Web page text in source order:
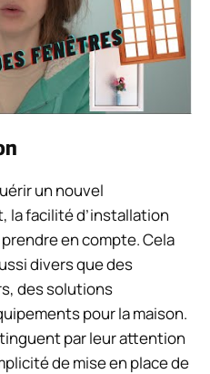
un nouvel
la facilité d’installation
en compte. Cela
divers que des
des solutions
pour la maison.
par leur attention
de mise en place de